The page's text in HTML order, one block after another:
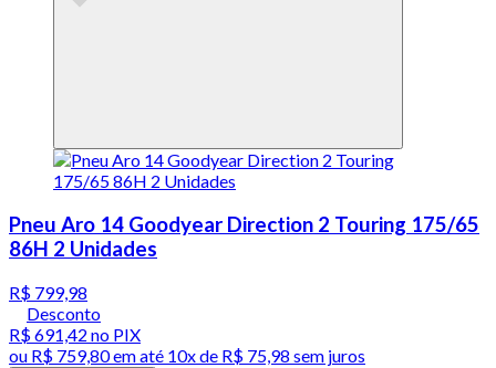
Pneu Aro 14 Goodyear Direction 2 Touring 175/65
86H 2 Unidades
R$ 799,98
Desconto
R$ 691,42 no PIX
ou R$ 759,80em até 10x de R$ 75,98 sem juros